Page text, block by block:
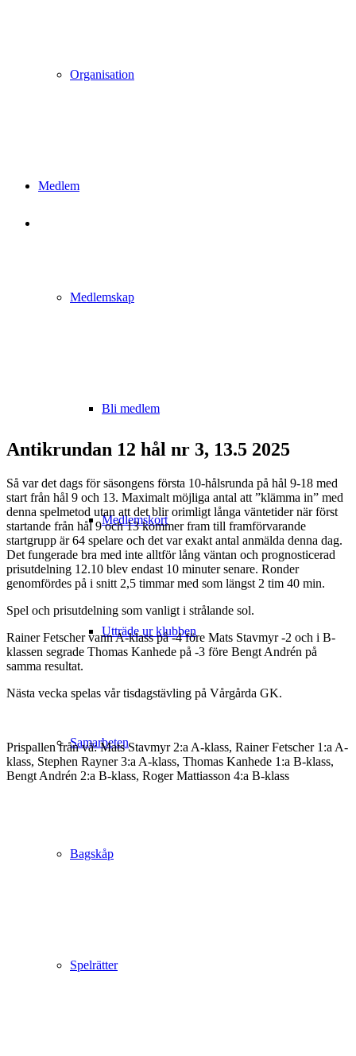
Organisation
Medlem
Medlemskap
Bli medlem
Medlemskort
Utträde ur klubben
Samarbeten
Bagskåp
Spelrätter
Antikrundan 12 hål nr 3, 13.5 2025
Så var det dags för säsongens första 10-hålsrunda på hål 9-18 med
start från hål 9 och 13. Maximalt möjliga antal att ”klämma in” med
denna spelmetod utan att det blir orimligt långa väntetider när först
startande från hål 9 och 13 kommer fram till framförvarande
startgrupp är 64 spelare och det var exakt antal anmälda denna dag.
Det fungerade bra med inte alltför lång väntan och prognosticerad
prisutdelning 12.10 blev endast 10 minuter senare. Ronder
genomfördes på i snitt 2,5 timmar med som längst 2 tim 40 min.
Spel och prisutdelning som vanligt i strålande sol.
Rainer Fetscher vann A-klass på -4 före Mats Stavmyr -2 och i B-
klassen segrade Thomas Kanhede på -3 före Bengt Andrén på
samma resultat.
Nästa vecka spelas vår tisdagstävling på Vårgårda GK.
Prispallen från vä: Mats Stavmyr 2:a A-klass, Rainer Fetscher 1:a A-
klass, Stephen Rayner 3:a A-klass, Thomas Kanhede 1:a B-klass,
Bengt Andrén 2:a B-klass, Roger Mattiasson 4:a B-klass